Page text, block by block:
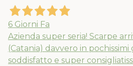
6 Giorni Fa
Azienda super seria! Scarpe
(Catania) davvero in pochissimi
soddisfatto e super